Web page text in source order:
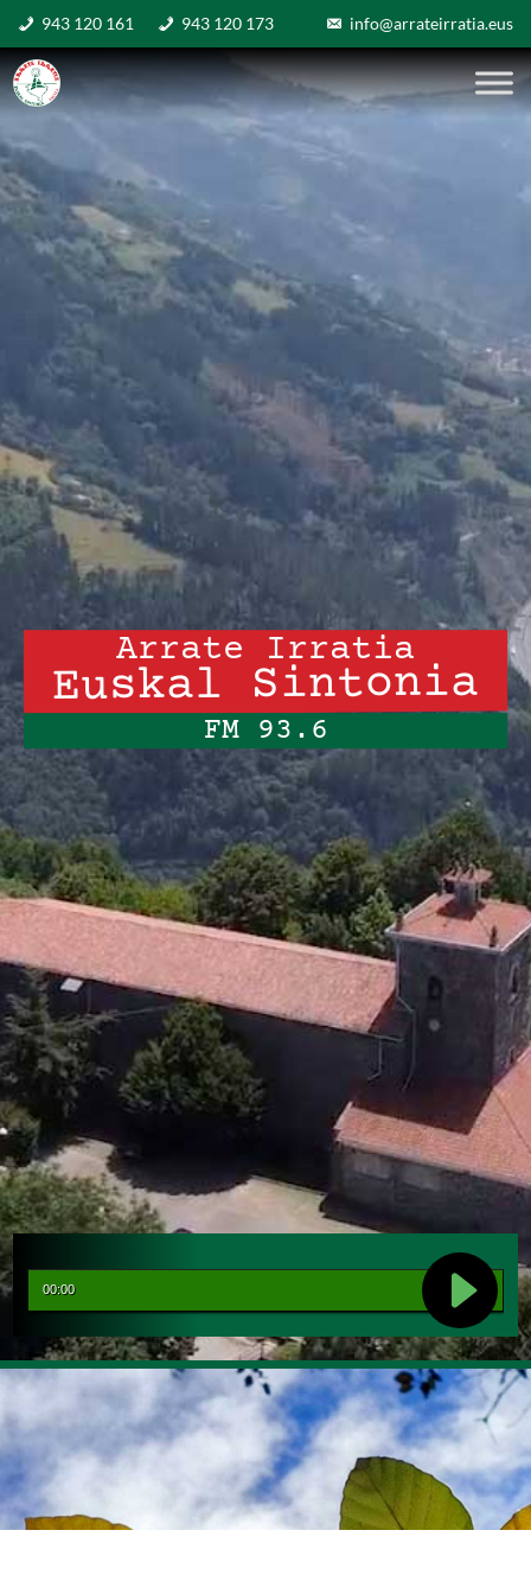
943 120 161 943 120 173 info@arrateirratia.eus
Arrate Irratia
Euskal Sintonia
FM 93.6